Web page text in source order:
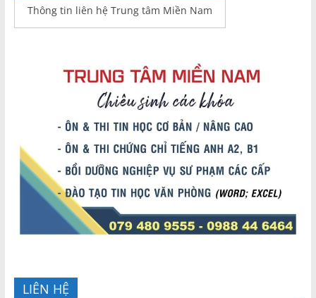
Thông tin liên hệ Trung tâm Miền Nam
LIÊN HỆ